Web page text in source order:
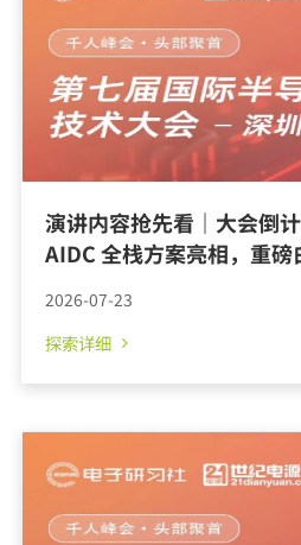
演讲内容抢先看｜大会倒
AIDC 全栈方案亮相，重
2026-07-23